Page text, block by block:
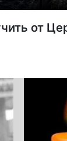
от